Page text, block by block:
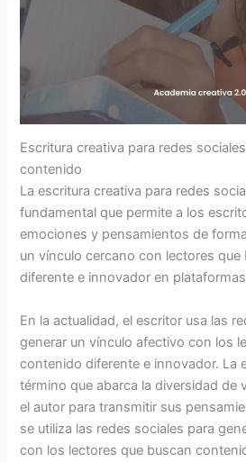
Escritura creativa para redes
contenido
La escritura creativa para redes
fundamental que permite a los
emociones y pensamientos de
un vínculo cercano con lectores
diferente e innovador en
En la actualidad, el escritor usa las
generar un vínculo afectivo con los
contenido diferente e innovador. La
término que abarca la diversidad de
el autor para transmitir sus
se utiliza las redes sociales para
con los lectores que buscan